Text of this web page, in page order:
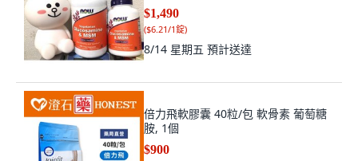
$1,490
($6.21/1錠)
8/14 星期五 預計送達
倍力飛軟膠囊 40粒/包 軟骨素 葡萄糖
胺, 1個
$900